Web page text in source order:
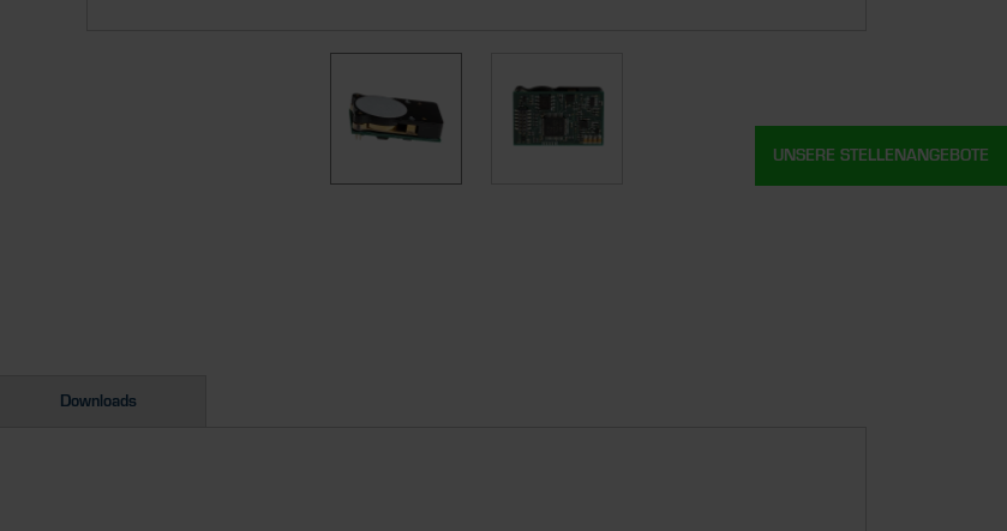
Downloads
UNSERE STELLENANGEBOTE